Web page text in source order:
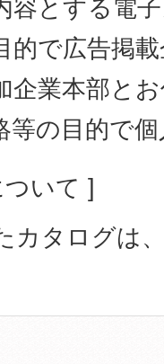
容とする電
的で広告掲
企業本部と
等の目的で
いて ]
カタログは